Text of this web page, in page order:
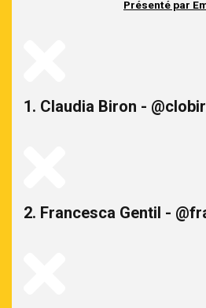
Présenté par
1. Claudia Biron -
2. Francesca Gentil -